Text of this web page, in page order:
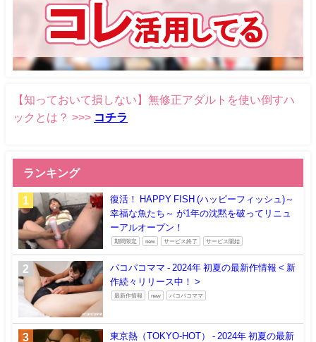
【知っておいて損しない】無修正アダルトを使い倒すハ
ックとは？ >>> コチラ
ランキング
復活！ HAPPY FISH (ハッピーフィッシュ)～
幸福な魚たち～ が1年の沈黙を破ってリニュ
ーアルオープン！
期間限定 new サービス終了 サービス開始
パコパコママ - 2024年 初夏の最新作情報 < 新
作続々リリース中！ >
最新作情報 new パコパコママ
東京熱（TOKYO-HOT） - 2024年 初夏の最新